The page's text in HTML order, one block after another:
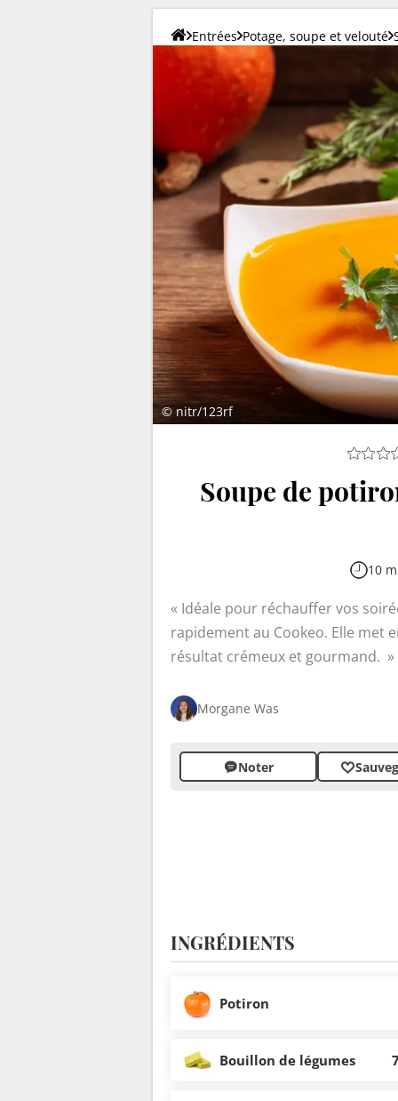
Entrées Potage, soupe et velouté
© nitr/123rf
Soupe de
10
Idéale pour réchauffer vos
rapidement au Cookeo. Elle met
résultat crémeux et gourmand.
Morgane Was
Noter
INGRÉDIENTS
Potiron
Bouillon de légumes